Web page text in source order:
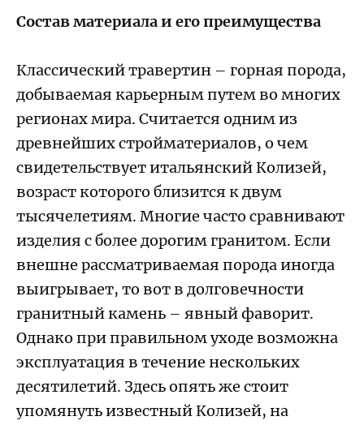
Состав материала и его преимущества
Классический травертин – горная порода,
добываемая карьерным путем во многих
регионах мира. Считается одним из
древнейших стройматериалов, о чем
свидетельствует итальянский Колизей,
возраст которого близится к двум
тысячелетиям. Многие часто сравнивают
изделия с более дорогим гранитом. Если
внешне рассматриваемая порода иногда
выигрывает, то вот в долговечности
гранитный камень – явный фаворит.
Однако при правильном уходе возможна
эксплуатация в течение нескольких
десятилетий. Здесь опять же стоит
упомянуть известный Колизей, на